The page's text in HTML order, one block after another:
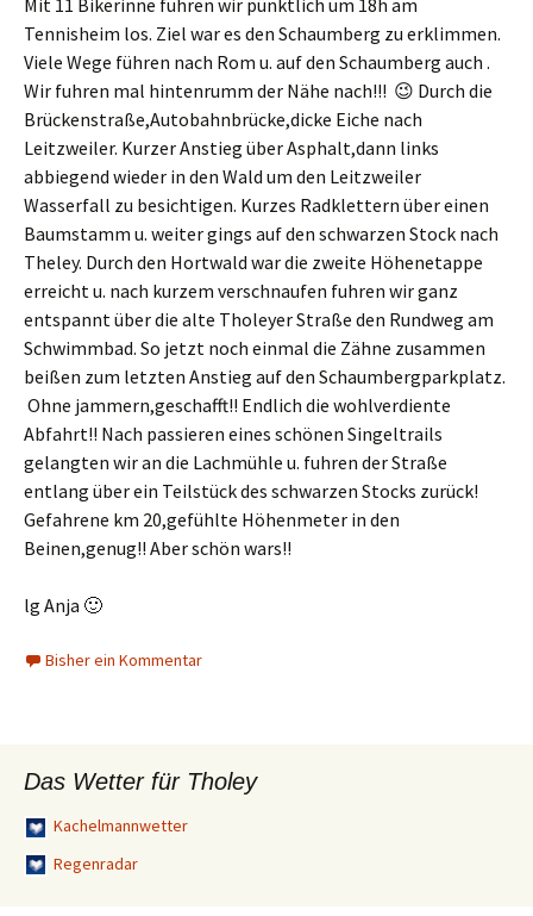
Mit 11 Bikerinne fuhren wir pünktlich um 18h am
Tennisheim los. Ziel war es den Schaumberg zu erklimmen.
Viele Wege führen nach Rom u. auf den Schaumberg auch .
Wir fuhren mal hintenrumm der Nähe nach!!! 😉 Durch die
Brückenstraße,Autobahnbrücke,dicke Eiche nach
Leitzweiler. Kurzer Anstieg über Asphalt,dann links
abbiegend wieder in den Wald um den Leitzweiler
Wasserfall zu besichtigen. Kurzes Radklettern über einen
Baumstamm u. weiter gings auf den schwarzen Stock nach
Theley. Durch den Hortwald war die zweite Höhenetappe
erreicht u. nach kurzem verschnaufen fuhren wir ganz
entspannt über die alte Tholeyer Straße den Rundweg am
Schwimmbad. So jetzt noch einmal die Zähne zusammen
beißen zum letzten Anstieg auf den Schaumbergparkplatz.
Ohne jammern,geschafft!! Endlich die wohlverdiente
Abfahrt!! Nach passieren eines schönen Singeltrails
gelangten wir an die Lachmühle u. fuhren der Straße
entlang über ein Teilstück des schwarzen Stocks zurück!
Gefahrene km 20,gefühlte Höhenmeter in den
Beinen,genug!! Aber schön wars!!
lg Anja 🙂
Bisher ein Kommentar
Das Wetter für Tholey
Kachelmannwetter
Regenradar